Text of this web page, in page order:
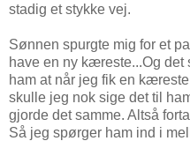
stadig et stykke vej.
Sønnen spurgte mig for et
have en ny kæreste...Og
ham at når jeg fik en
skulle jeg nok sige det til
gjorde det samme. Altså
Så jeg spørger ham ind i